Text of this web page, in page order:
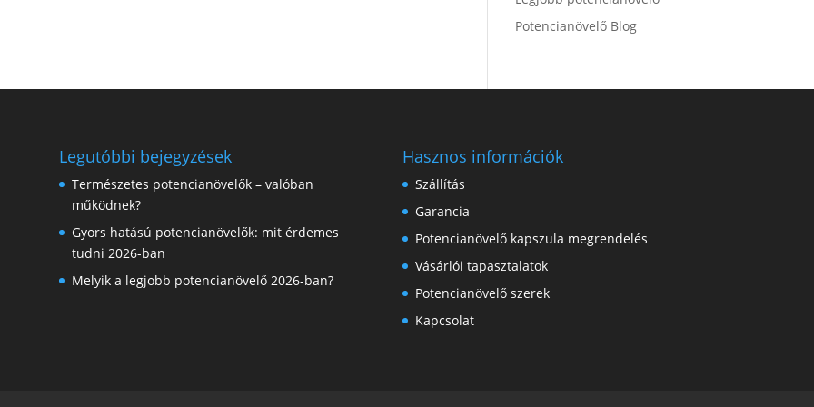
Potencianövelő Blog
Legutóbbi bejegyzések
Természetes potencianövelők – valóban
működnek?
Gyors hatású potencianövelők: mit érdemes
tudni 2026-ban
Melyik a legjobb potencianövelő 2026-ban?
Hasznos információk
Szállítás
Garancia
Potencianövelő kapszula megrendelés
Vásárlói tapasztalatok
Potencianövelő szerek
Kapcsolat